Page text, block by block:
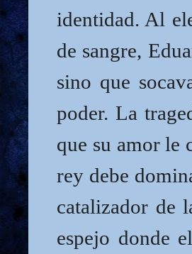
identidad. Al
de sangre,
sino que
poder. La
que su amor le
rey debe
catalizador de
espejo donde